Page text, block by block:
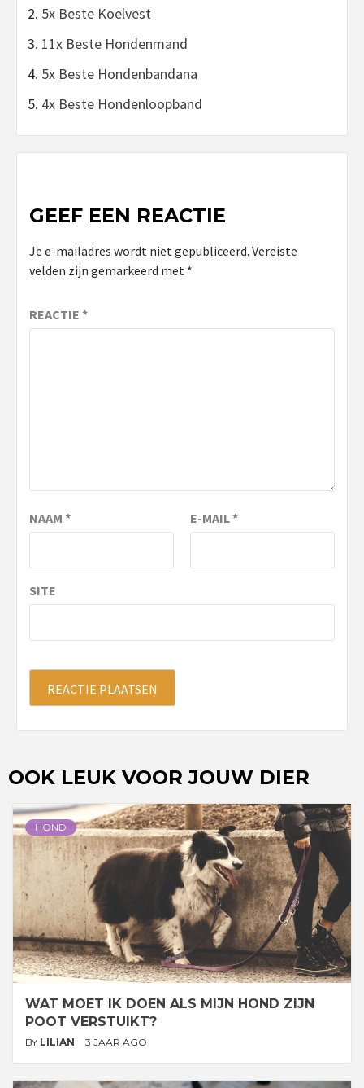
5x Beste Koelvest
11x Beste Hondenmand
5x Beste Hondenbandana
4x Beste Hondenloopband
GEEF EEN REACTIE
Je e-mailadres wordt niet gepubliceerd. Vereiste
velden zijn gemarkeerd met *
REACTIE *
NAAM * E-MAIL*
SITE
OOK LEUK VOOR JOUW DIER
HOND
WAT MOET IK DOEN ALS MIJN HOND ZIJN
POOT VERSTUIKT?
BY LILIAN 3 JAAR AGO